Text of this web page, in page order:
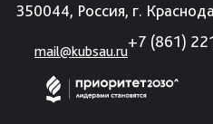
350044, Россия, г.
mail@kubsau.ru
+7 (861)